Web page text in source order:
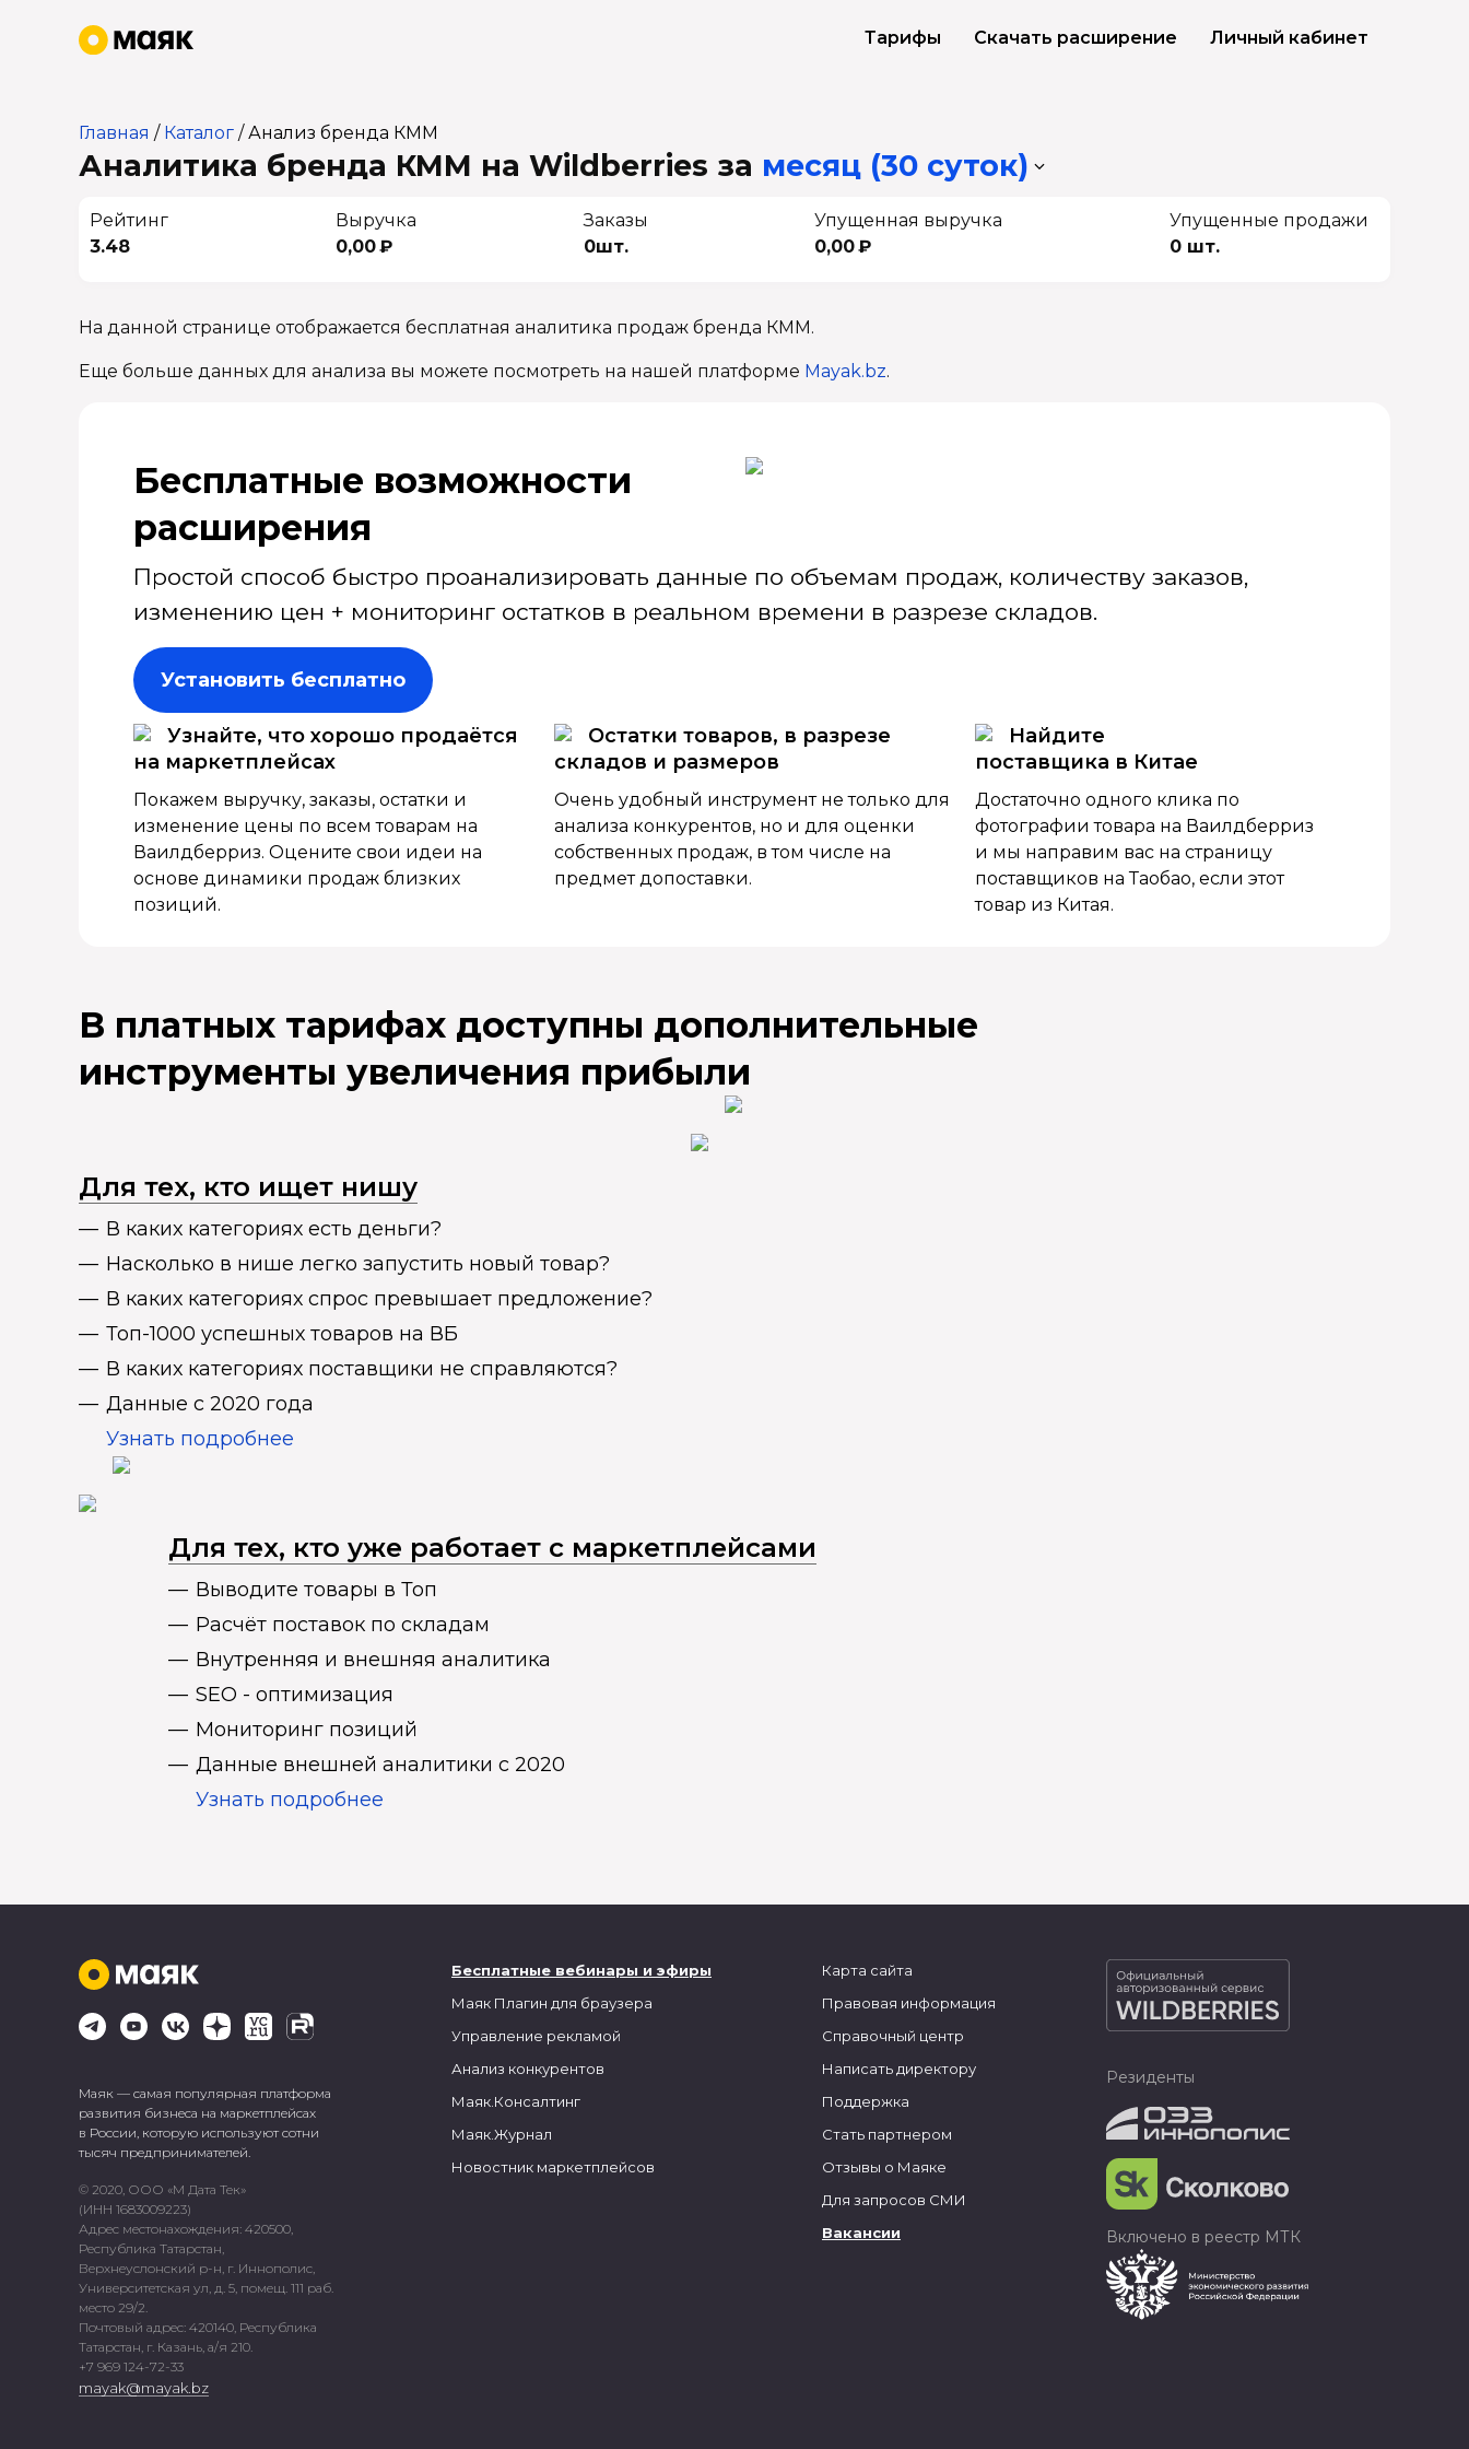
Тарифы Скачать расширение Личный кабинет
Главная / Каталог /Анализ бренда КММ
Аналитика бренда КММ на Wildberries за месяц (30 суток)
Рейтинг
3.48
Выручка
0,00 ₽
Заказы
0шт.
Упущенная выручка
0,00 ₽
Упущенные продажи
0 шт.
На данной странице отображается бесплатная аналитика продаж бренда КММ.
Еще больше данных для анализа вы можете посмотреть на нашей платформе Mayak.bz.
Бесплатные возмож­ности
расширения
Простой способ быстро проанализировать данные по объемам продаж, количеству заказов,
изменению цен + мониторинг остатков в реальном времени в разрезе складов.
Установить бесплатно
Узнайте, что хорошо продаётся
на маркетплейсах
Покажем выручку, заказы, остатки и
изменение цены по всем товарам на
Ваилдберриз. Оцените свои идеи на
основе динамики продаж близких
позиций.
Остатки товаров, в разрезе
складов и размеров
Очень удобный инструмент не только для
анализа конкурентов, но и для оценки
собственных продаж, в том числе на
предмет допоставки.
Найдите
поставщика в Китае
Достаточно одного клика по
фотографии товара на Ваилдберриз
и мы направим вас на страницу
поставщиков на Таобао, если этот
товар из Китая.
В платных тарифах доступны дополнительные
инструменты увеличения прибыли
Для тех, кто ищет нишу
В каких категориях есть деньги?
Насколько в нише легко запустить новый товар?
В каких категориях спрос превышает предложение?
Топ-1000 успешных товаров на ВБ
В каких категориях поставщики не справляются?
Данные с 2020 года
Узнать подробнее
Для тех, кто уже работает с маркетплейсами
Выводите товары в Топ
Расчёт поставок по складам
Внутренняя и внешняя аналитика
SEO - оптимизация
Мониторинг позиций
Данные внешней аналитики с 2020
Узнать подробнее
Маяк — самая популярная платформа
развития бизнеса на маркетплейсах
в России, которую используют сотни
тысяч предпринимателей.
© 2020, ООО «М Дата Тек»
(ИНН 1683009223)
Адрес местонахождения: 420500,
Республика Татарстан,
Верхнеуслонский р-н, г. Иннополис,
Университетская ул, д. 5, помещ. 111 раб.
место 29/2.
Почтовый адрес: 420140, Республика
Татарстан, г. Казань, а/я 210.
+7 969 124-72-33
mayak@mayak.bz
Бесплатные вебинары и эфиры
Маяк Плагин для браузера
Управление рекламой
Анализ конкурентов
Маяк.Консалтинг
Маяк.Журнал
Новостник маркетплейсов
Карта сайта
Правовая информация
Справочный центр
Написать директору
Поддержка
Стать партнером
Отзывы о Маяке
Для запросов СМИ
Вакансии
Резиденты
Включено в реестр МТК